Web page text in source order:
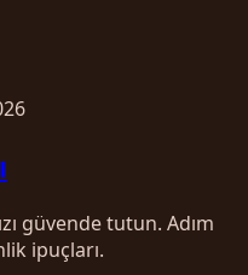
güvende tutun. Adım
ipuçları.